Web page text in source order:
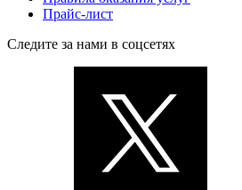
Прайс-лист
Следите за нами в соцсетях